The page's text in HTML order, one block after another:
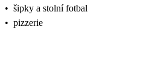
• šipky a stolní fotbal
• pizzerie